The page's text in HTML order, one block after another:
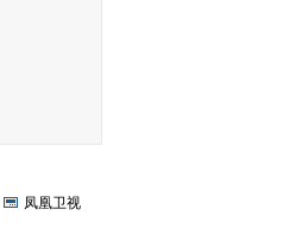
凤凰卫视